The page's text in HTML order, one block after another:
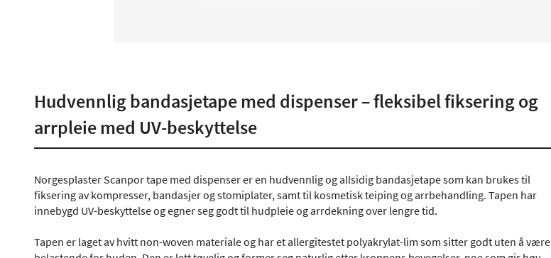
Hudvennlig bandasjetape med dispenser – fleksibel fiksering og
arrpleie med UV-beskyttelse
Norgesplaster Scanpor tape med dispenser er en hudvennlig og allsidig bandasjetape som kan brukes til
fiksering av kompresser, bandasjer og stomiplater, samt til kosmetisk teiping og arrbehandling. Tapen har
innebygd UV-beskyttelse og egner seg godt til hudpleie og arrdekning over lengre tid.
Tapen er laget av hvitt non-woven materiale og har et allergitestet polyakrylat-lim som sitter godt uten å være